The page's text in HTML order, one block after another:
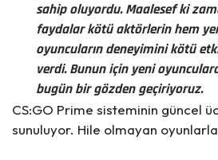
sahip oluyordu. Maalesef ki
faydalar kötü aktörlerin hem
oyuncuların deneyimini kötü
verdi. Bunun için yeni
bugün bir gözden geçiriyoruz.
CS:GO Prime sisteminin güncel
sunuluyor. Hile olmayan